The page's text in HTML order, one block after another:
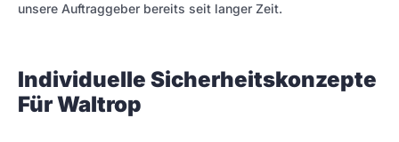
unsere Auftraggeber bereits seit langer Zeit.
Individuelle Sicherheitskonzepte
Für Waltrop